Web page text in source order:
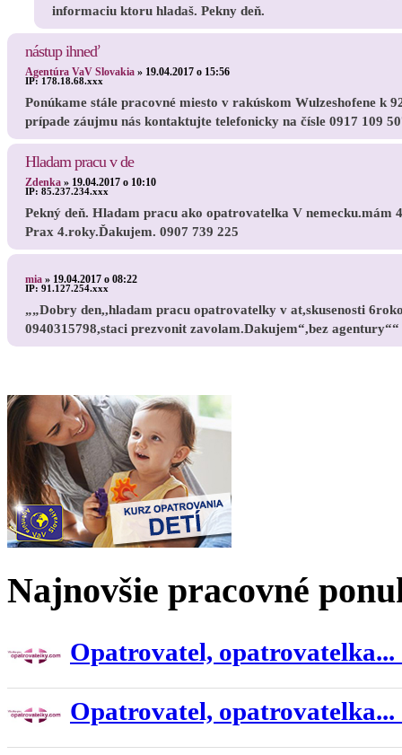
informaciu ktoru hladaš. Pekny deň.
nástup ihneď
Agentúra VaV Slovakia » 19.04.2017 o 15:56
IP: 178.18.68.xxx
Ponúkame stále pracovné miesto v rakúskom Wulzeshofene k
prípade záujmu nás kontaktujte telefonicky na čísle 0917 109
Hladam pracu v de
Zdenka » 19.04.2017 o 10:10
IP: 85.237.234.xxx
Pekný deň. Hladam pracu ako opatrovatelka V
Prax 4.roky.Ďakujem. 0907 739 225
mia » 19.04.2017 o 08:22
IP: 91.127.254.xxx
„„Dobry den,,hladam pracu opatrovatelky v at,skusenosti
0940315798,staci prezvonit zavolam.Dakujem“,bez agentury““
Najnovšie pracovné
Opatrovatel, opatrovatelka...
Opatrovatel, opatrovatelka...